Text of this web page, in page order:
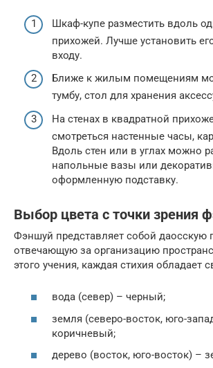
Шкаф-купе разместить вдоль
прихожей. Лучше установить
входу.
Ближе к жилым помещениям
тумбу, стол для хранения
На стенах в квадратной
смотреться настенные часы,
Вдоль стен или в углах можно
напольные вазы или
оформленную подставку.
Выбор цвета с точки зрения
Фэншуй представляет собой даосскую
отвечающую за организацию
этого учения, каждая стихия обладает
вода (север) – черный;
земля (северо-восток, юго-
коричневый;
дерево (восток, юго-восток) –